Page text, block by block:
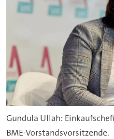
Gundula Ullah:
BME-Vorstandsvorsitzende.